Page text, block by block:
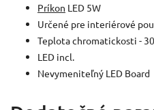
Príkon LED 5W
Určené pre interiérové
Teplota chromatickosti -
LED incl.
Nevymeniteľný LED Board